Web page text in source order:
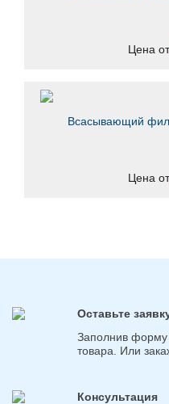
Цена
Всасывающий
Цена
Оставьте
Заполнив форму
товара. Или
Консультация